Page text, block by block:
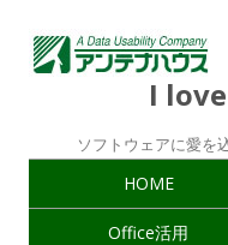
I
ソフトウェアに愛を
HOME
Office活用